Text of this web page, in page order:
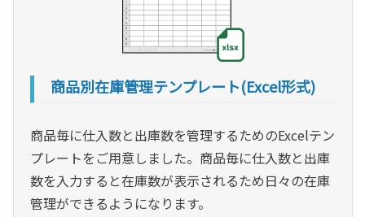
商品別在庫管理テンプレート(Excel形式)
商品毎に仕入数と出庫数を管理するためのExcelテン
プレートをご用意しました。商品毎に仕入数と出庫
数を入力すると在庫数が表示されるため日々の在庫
管理ができるようになります。